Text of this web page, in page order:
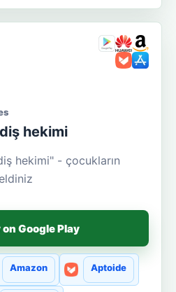
hekimi
hekimi" - çocukların
on Google Play
Amazon Aptoide